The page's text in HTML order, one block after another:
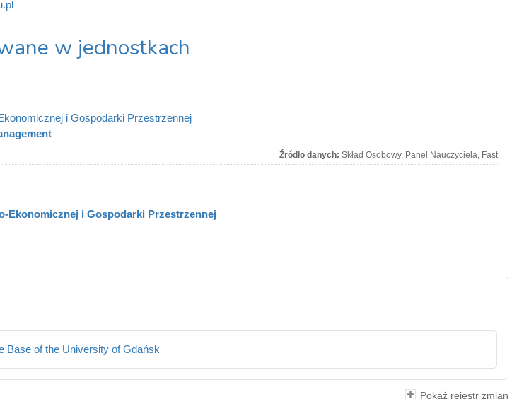
w jednostkach
i Gospodarki Przestrzennej
Źródło danych: Skład Osobowy, Panel Nauczyciela, Fast
Ekonomicznej i Gospodarki Przestrzennej
Base of the University of Gdańsk
Pokaż rejestr zmian